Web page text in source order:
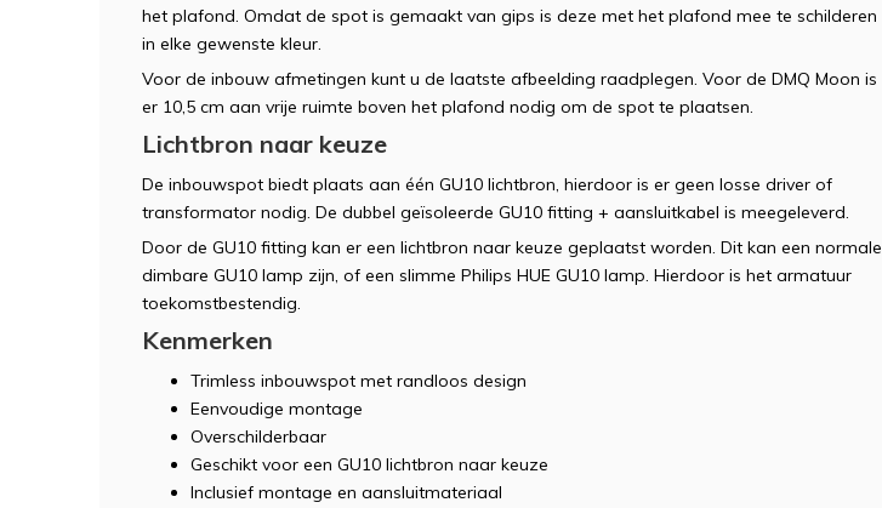
het plafond. Omdat de spot is gemaakt van gips is deze met het plafond mee te schilderen
in elke gewenste kleur.
Voor de inbouw afmetingen kunt u de laatste afbeelding raadplegen. Voor de DMQ Moon is
er 10,5 cm aan vrije ruimte boven het plafond nodig om de spot te plaatsen.
Lichtbron naar keuze
De inbouwspot biedt plaats aan één GU10 lichtbron, hierdoor is er geen losse driver of
transformator nodig. De dubbel geïsoleerde GU10 fitting + aansluitkabel is meegeleverd.
Door de GU10 fitting kan er een lichtbron naar keuze geplaatst worden. Dit kan een normale
dimbare GU10 lamp zijn, of een slimme Philips HUE GU10 lamp. Hierdoor is het armatuur
toekomstbestendig.
Kenmerken
Trimless inbouwspot met randloos design
Eenvoudige montage
Overschilderbaar
Geschikt voor een GU10 lichtbron naar keuze
Inclusief montage en aansluitmateriaal